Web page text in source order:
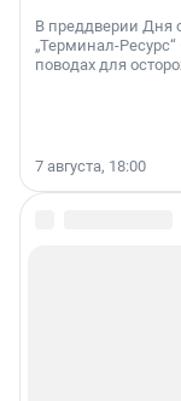
В преддверии Дня
„Терминал-
поводах для
7 августа, 18:00